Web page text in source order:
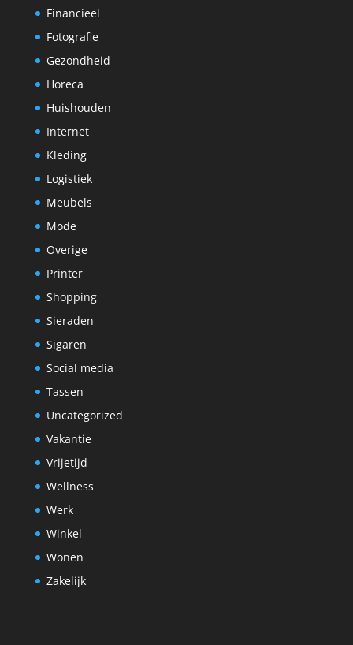
Financieel
Fotografie
Gezondheid
Horeca
Huishouden
Internet
Kleding
Logistiek
Meubels
Mode
Overige
Printer
Shopping
Sieraden
Sigaren
Social media
Tassen
Uncategorized
Vakantie
Vrijetijd
Wellness
Werk
Winkel
Wonen
Zakelijk